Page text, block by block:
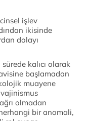
işlev
ikisinde
dolayı
kalıcı olarak
başlamadan
muayene
olmadan
bir anomali,